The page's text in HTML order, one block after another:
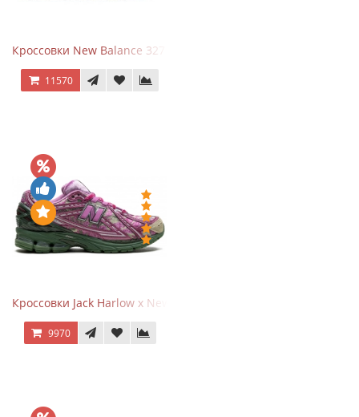
Кроссовки New Balance 327 Beige Pink
11570
Кроссовки Jack Harlow x New Balance 1906r Kentucky Derby
9970